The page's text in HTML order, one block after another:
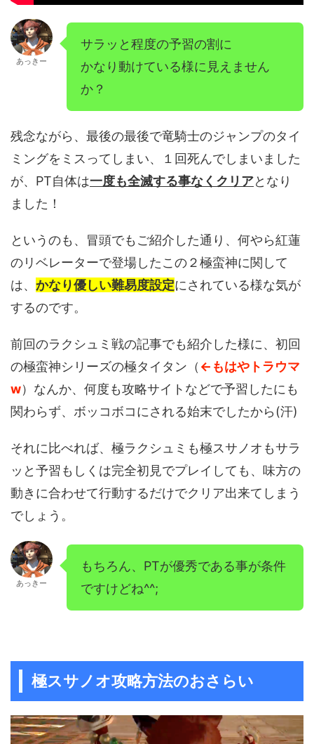
あっきー
サラッと程度の予習の割に
かなり動けている様に見えません
か？
残念ながら、最後の最後で竜騎士のジャンプのタイ
ミングをミスってしまい、１回死んでしまいました
が、PT自体は一度も全滅する事なくクリアとなり
ました！
というのも、冒頭でもご紹介した通り、何やら紅蓮
のリベレーターで登場したこの２極蛮神に関して
は、 かなり優しい難易度設定にされている様な気が
するのです。
前回のラクシュミ戦の記事でも紹介した様に、初回
の極蛮神シリーズの極タイタン（ ←もはやトラウマ
w）なんか、何度も攻略サイトなどで予習したにも
関わらず、ボッコボコにされる始末でしたから(汗)
それに比べれば、極ラクシュミも極スサノオもサラ
ッと予習もしくは完全初見でプレイしても、味方の
動きに合わせて行動するだけでクリア出来てしまう
でしょう。
あっきー
もちろん、PTが優秀である事が条件
ですけどね^^;
極スサノオ攻略方法のおさらい